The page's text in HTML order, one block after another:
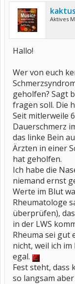
Aktives
Hallo!
Wer von euch
geholfen? Sagt
fragen soll. Die
Seit mitlerweile
Dauerschmerz
das linke Bein
Ärzten in einer
hat geholfen.
Ich habe die
niemand ernst
Werte im Blut
Rheumatologe
überprüfen),
in der LWS
Rheuma sei gut
nicht, weil ich
egal.
Fest steht, dass
so langsam